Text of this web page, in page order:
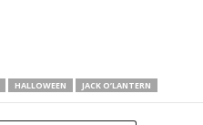
HALLOWEEN JACK O’LANTERN